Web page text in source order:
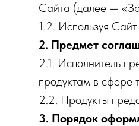
Сайта (далее —
1.2. Используя
2. Предмет
2.1. Исполнитель
продуктам в сфере
2.2. Продукты
3. Порядок